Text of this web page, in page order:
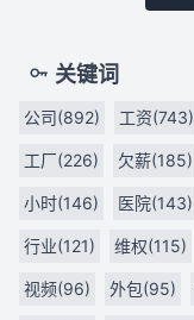
关键词
公司(892) 工资(743)
工厂(226) 欠薪(185)
小时(146) 医院(143)
行业(121) 维权(115)
视频(96) 外包(95)